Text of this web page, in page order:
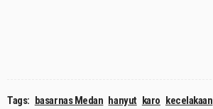
Tags: basarnas Medan hanyut karo kecelakaan